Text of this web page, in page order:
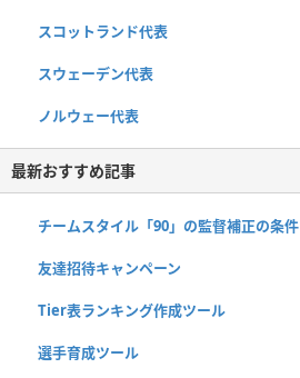
スコットランド代表
スウェーデン代表
ノルウェー代表
最新おすすめ記事
チームスタイル「90」の監督補正の条件
友達招待キャンペーン
Tier表ランキング作成ツール
選手育成ツール